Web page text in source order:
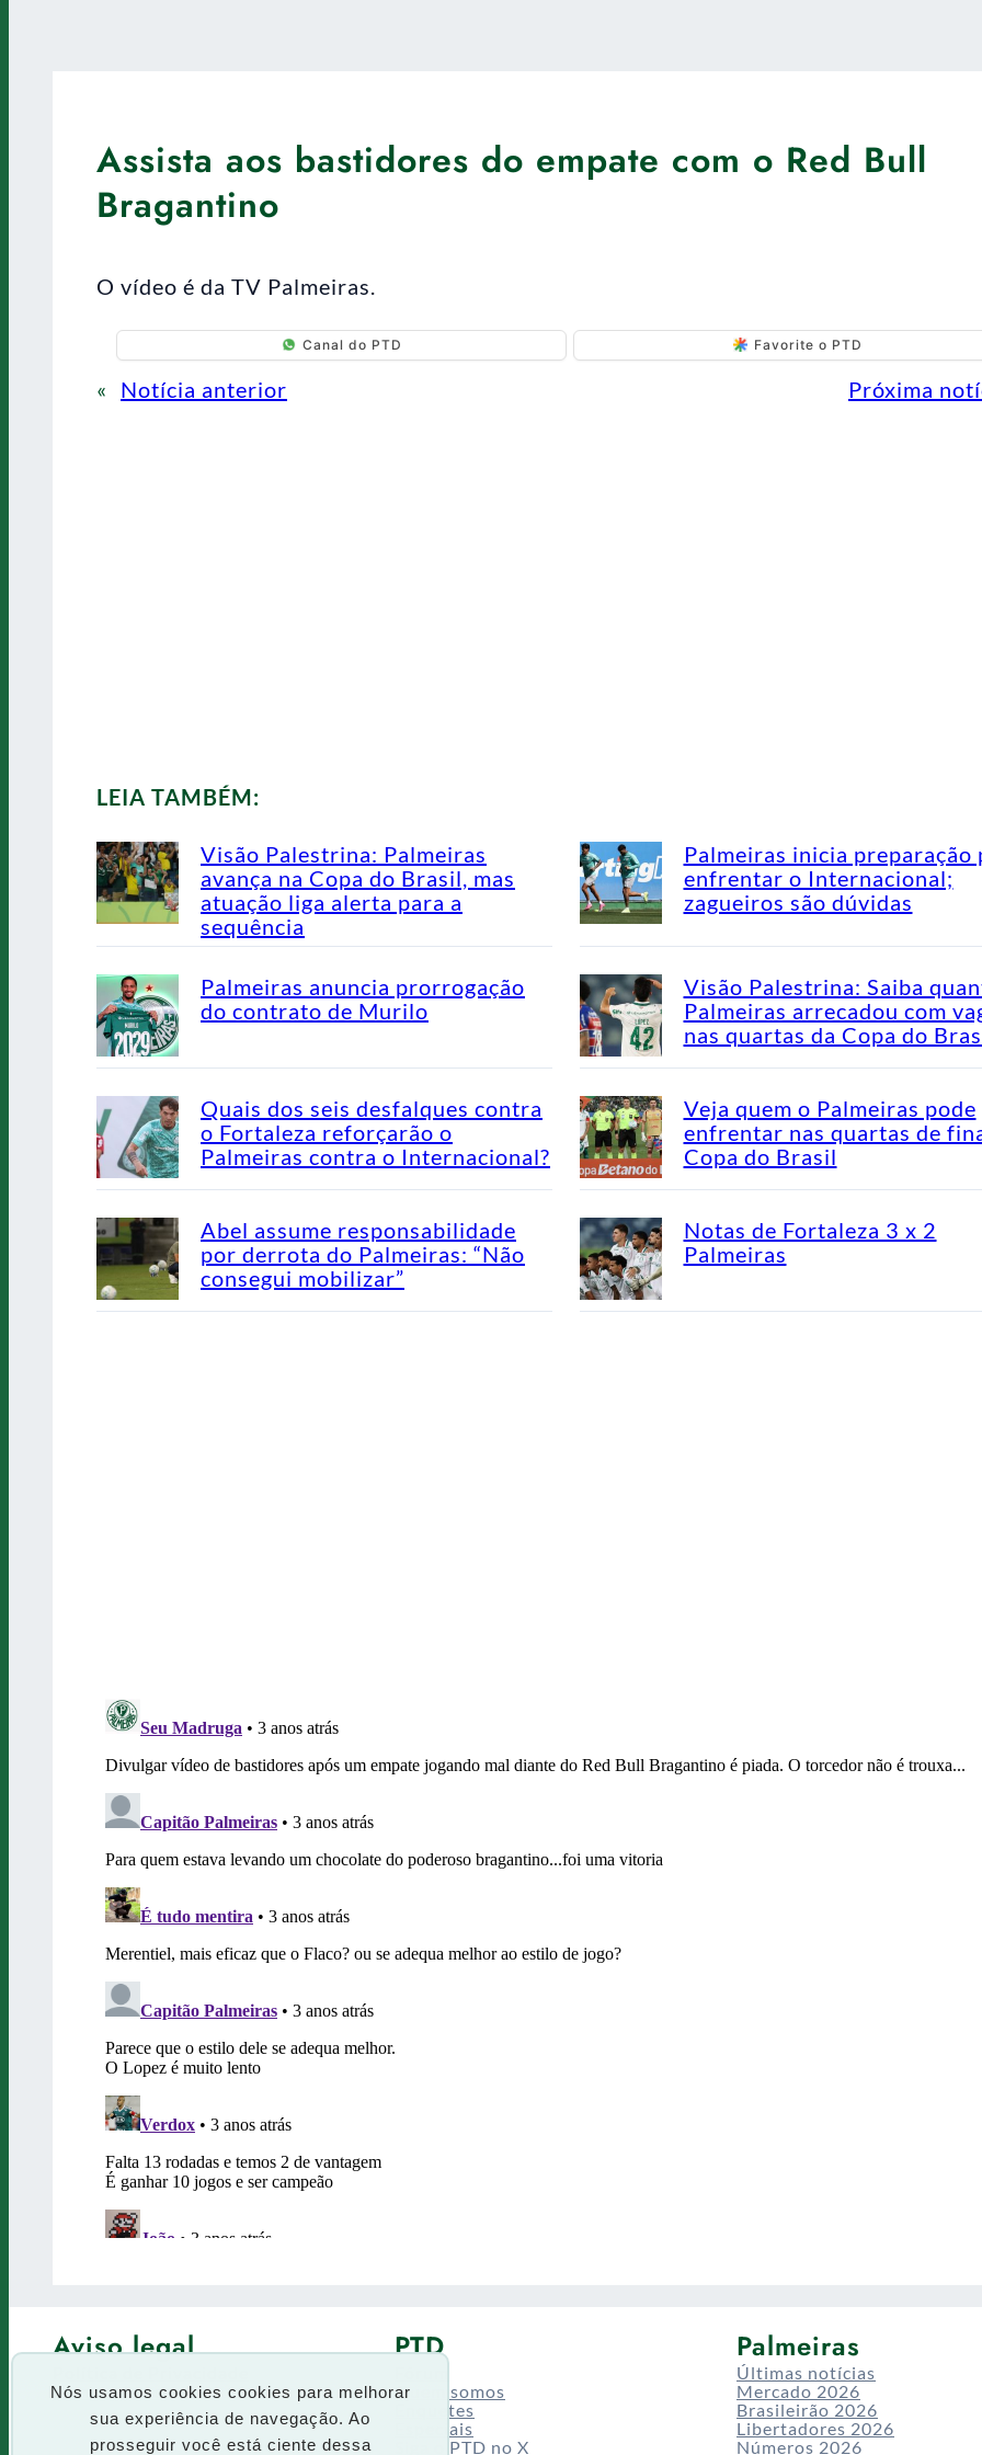
Nós usamos cookies cookies para melhorar
sua experiência de navegação. Ao
prosseguir você está ciente dessa
Assista aos bastidores do empate com o Red Bull
Bragantino
O vídeo é da TV Palmeiras.
Canal do PTD Favorite o PTD
« Notícia anterior Próxima
LEIA TAMBÉM:
Visão Palestrina: Palmeiras
avança na Copa do Brasil, mas
atuação liga alerta para a
sequência
Palmeiras inicia preparação
enfrentar o Internacional;
zagueiros são dúvidas
Palmeiras anuncia prorrogação
do contrato de Murilo
Visão Palestrina: Saiba
Palmeiras arrecadou com
nas quartas da Copa do
Quais dos seis desfalques contra
o Fortaleza reforçarão o
Palmeiras contra o Internacional?
Veja quem o Palmeiras pode
enfrentar nas quartas de
Copa do Brasil
Abel assume responsabilidade
por derrota do Palmeiras: “Não
consegui mobilizar”
Notas de Fortaleza 3 x 2
Palmeiras
Aviso legal
Termos de uso
PTD
Quem somos
Enquetes
Especiais
Siga o PTD no X
Palmeiras
Últimas notícias
Mercado 2026
Brasileirão 2026
Libertadores 2026
Números 2026